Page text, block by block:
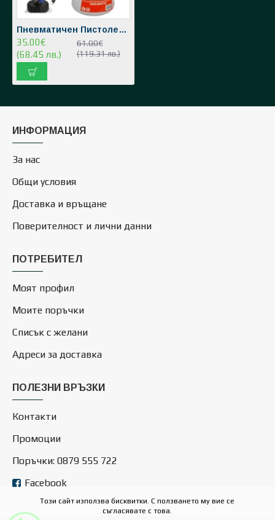
Този сайт използва бисквитки. С ползването му вие се
съгласявате с това.
Пневматичен Пистолет за Почистване Измиване и Пране с Пяна Торнадор Mar-Pol
35.00€
(68.45 лв.)
61.00€
(119.31 лв.)
ИНФОРМАЦИЯ
За нас
Общи условия
Доставка и връщане
Поверителност и лични данни
ПОТРЕБИТЕЛ
Моят профил
Моите поръчки
Списък с желани
Адреси за доставка
ПОЛЕЗНИ ВРЪЗКИ
Контакти
Промоции
Поръчки: 0879 555 722
Facebook